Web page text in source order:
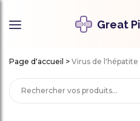
Great
Page d'accueil > Virus de l'hépatite